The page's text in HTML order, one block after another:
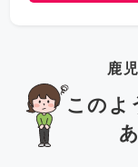
鹿
このよ